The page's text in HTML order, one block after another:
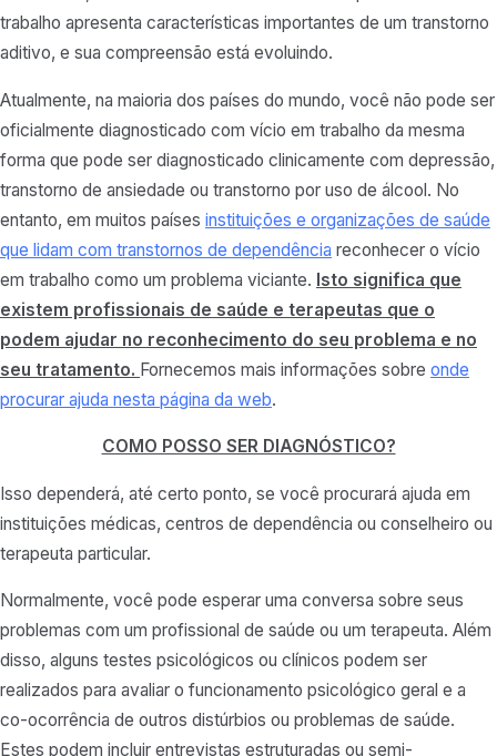
trabalho apresenta características importantes de um transtorno
aditivo, e sua compreensão está evoluindo.
Atualmente, na maioria dos países do mundo, você não pode ser
oficialmente diagnosticado com vício em trabalho da mesma
forma que pode ser diagnosticado clinicamente com depressão,
transtorno de ansiedade ou transtorno por uso de álcool. No
entanto, em muitos países instituições e organizações de saúde
que lidam com transtornos de dependência reconhecer o vício
em trabalho como um problema viciante. Isto significa que
existem profissionais de saúde e terapeutas que o
podem ajudar no reconhecimento do seu problema e no
seu tratamento. Fornecemos mais informações sobre onde
procurar ajuda nesta página da web.
COMO POSSO SER DIAGNÓSTICO?
Isso dependerá, até certo ponto, se você procurará ajuda em
instituições médicas, centros de dependência ou conselheiro ou
terapeuta particular.
Normalmente, você pode esperar uma conversa sobre seus
problemas com um profissional de saúde ou um terapeuta. Além
disso, alguns testes psicológicos ou clínicos podem ser
realizados para avaliar o funcionamento psicológico geral e a
co-ocorrência de outros distúrbios ou problemas de saúde.
Estes podem incluir entrevistas estruturadas ou semi-